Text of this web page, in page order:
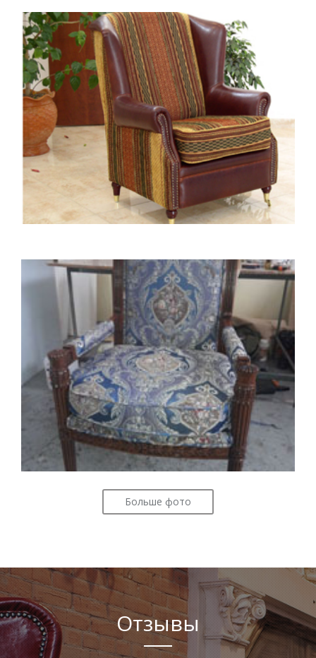
Больше фото
Отзывы